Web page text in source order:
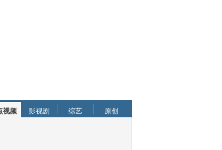
视频 影视剧 综艺 原创